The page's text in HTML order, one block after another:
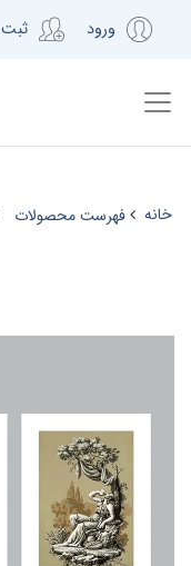
ورود ثبت
خانه فهرست محصولات